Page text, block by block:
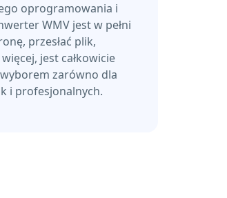
oprogramowania i
WMV jest w pełni
przesłać plik,
jest całkowicie
zarówno dla
i profesjonalnych.